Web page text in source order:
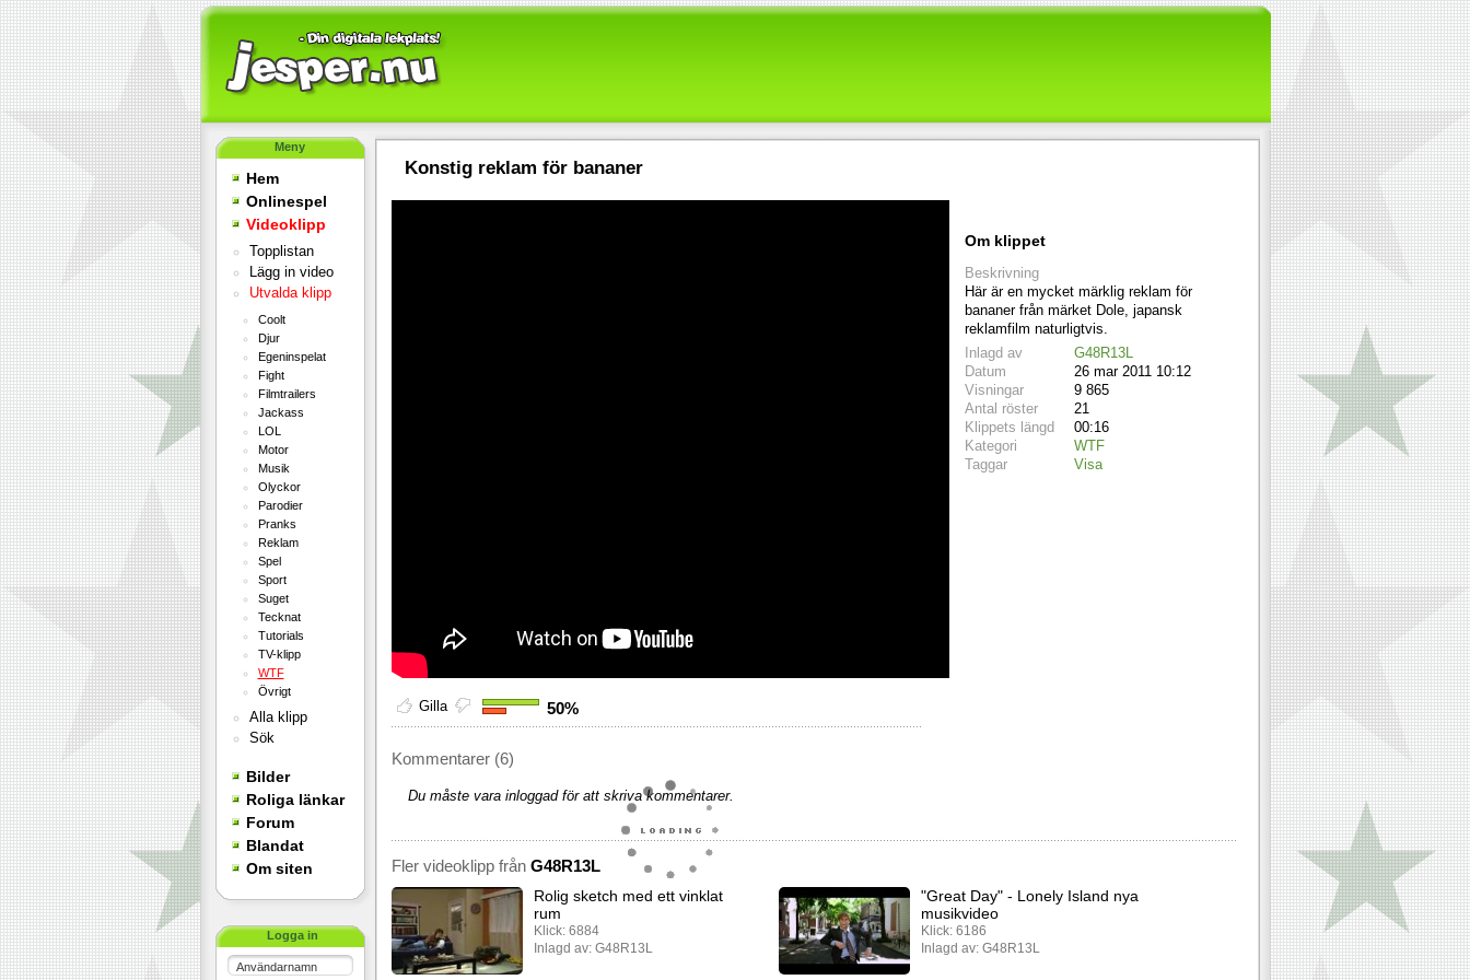
Meny
Hem
Onlinespel
Videoklipp
Topplistan
Lägg in video
Utvalda klipp
Coolt
Djur
Egeninspelat
Fight
Filmtrailers
Jackass
LOL
Motor
Musik
Olyckor
Parodier
Pranks
Reklam
Spel
Sport
Suget
Tecknat
Tutorials
TV-klipp
WTF
Övrigt
Alla klipp
Sök
Bilder
Roliga länkar
Forum
Blandat
Om siten
Logga in
Användarnamn
Konstig reklam för bananer
Gilla 50%
Kommentarer (6)
Du måste vara inloggad för att skriva kommentarer.
Om klippet
Beskrivning
Här är en mycket märklig reklam för
bananer från märket Dole, japansk
reklamfilm naturligtvis.
Inlagd av
G48R13L
Datum
26 mar 2011 10:12
Visningar
9 865
Antal röster
21
Klippets längd
00:16
Kategori
WTF
Taggar
Visa
Fler videoklipp från G48R13L
Rolig sketch med ett vinklat
rum
Klick: 6884
Inlagd av: G48R13L
"Great Day" - Lonely Island nya
musikvideo
Klick: 6186
Inlagd av: G48R13L